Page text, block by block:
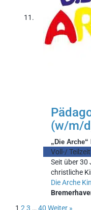
(w/m/
„Die
Voll-/ Teilzeit
Seit über 30
christliche
Die Arche
1 2 3 … 40 Weiter »